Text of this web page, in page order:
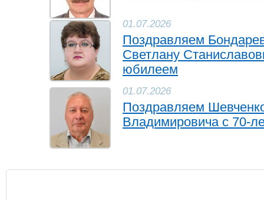
01.07.2026
Поздравляем
Светлану
юбилеем
01.07.2026
Поздравляем
Владимировича с 70-